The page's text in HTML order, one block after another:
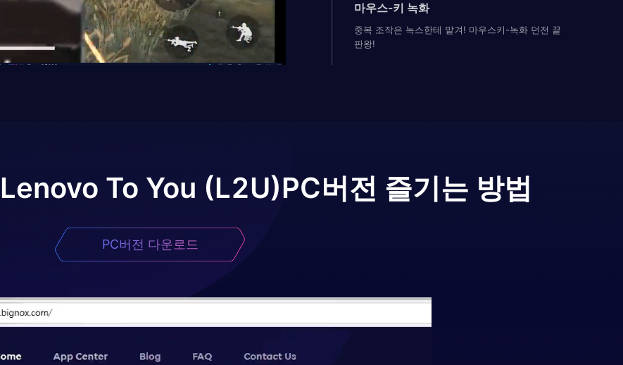
마우스-키 녹화
중복 조작은 녹스한테 맡겨! 마우스키-녹화 던전 끝
판왕!
Lenovo To You (L2U)PC버전 즐기는 방법
PC버전 다운로드